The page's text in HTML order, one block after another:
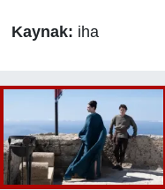
Kaynak: iha